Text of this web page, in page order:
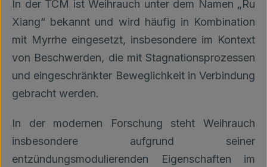
In der TCM ist Weihrauch unter dem Namen „Ru
Xiang“ bekannt und wird häufig in Kombination
mit Myrrhe eingesetzt, insbesondere im Kontext
von Beschwerden, die mit Stagnationsprozessen
und eingeschränkter Beweglichkeit in Verbindung
gebracht werden.
In der modernen Forschung steht Weihrauch
insbesondere aufgrund seiner
entzündungsmodulierenden Eigenschaften im